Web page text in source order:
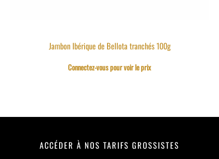
Jambon Ibérique de Bellota tranchés 100g
Connectez-vous pour voir le prix
ACCÉDER À NOS TARIFS GROSSISTES